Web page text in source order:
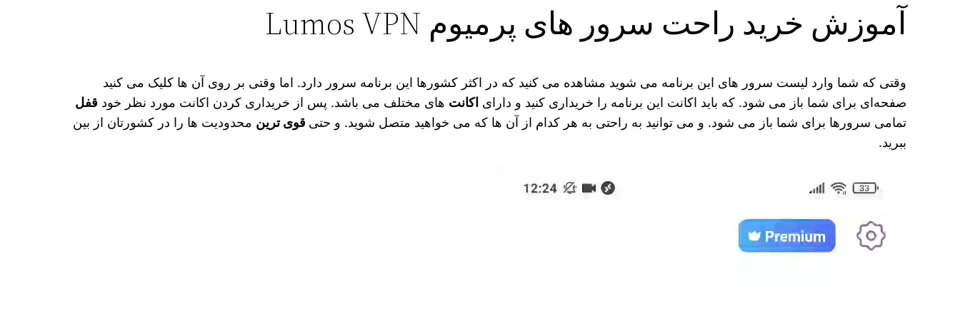
آموزش خرید راحت سرور های پرمیوم Lumos VPN
وقتی که شما وارد لیست سرور های این برنامه می‌ شوید مشاهده می‌ کنید که در اکثر کشورها این برنامه سرور دارد. اما وقتی بر روی آن ها کلیک می‌ کنید
صفحه‌ای برای شما باز می‌ شود. که باید اکانت این برنامه را خریداری کنید و دارای اکانت‌ های مختلف می‌ باشد. پس از خریداری کردن اکانت مورد نظر خود قفل
تمامی سرورها برای شما باز می‌ شود. و می‌ توانید به راحتی به هر کدام از آن ها که می‌ خواهید متصل شوید. و حتی قوی‌ ترین محدودیت‌ ها را در کشورتان از بین
ببرید.